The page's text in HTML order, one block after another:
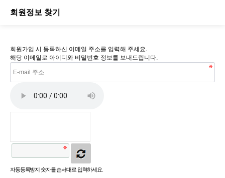
회원정보 찾기
회원가입 시 등록하신 이메일 주소를 입력해 주세요.
해당 이메일로 아이디와 비밀번호 정보를 보내드립니다.
자동등록방지 숫자를 순서대로 입력하세요.